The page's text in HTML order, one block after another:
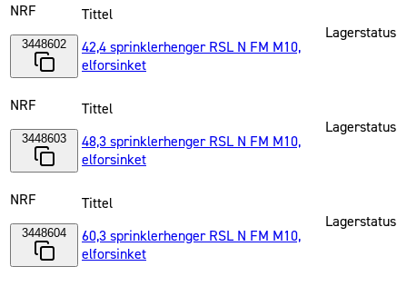
NRF
3448602
Tittel
42,4 sprinklerhenger RSL N FM M10,
elforsinket
Lagerstatus
NRF
3448603
Tittel
48,3 sprinklerhenger RSL N FM M10,
elforsinket
Lagerstatus
NRF
3448604
Tittel
60,3 sprinklerhenger RSL N FM M10,
elforsinket
Lagerstatus